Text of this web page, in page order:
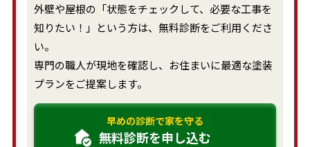
外壁や屋根の「状態をチェックして、必要な工事を
知りたい！」という方は、無料診断をご利用くださ
い。
専門の職人が現地を確認し、お住まいに最適な塗装
プランをご提案します。
早めの診断で家を守る
無料診断を申し込む